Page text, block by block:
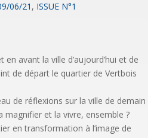
06/21 , ISSUE N°1
avant la ville d’aujourd’hui et de
de départ le quartier de Vertbois
de réflexions sur la ville de demain
magnifier et la vivre, ensemble ?
en transformation à l’image de